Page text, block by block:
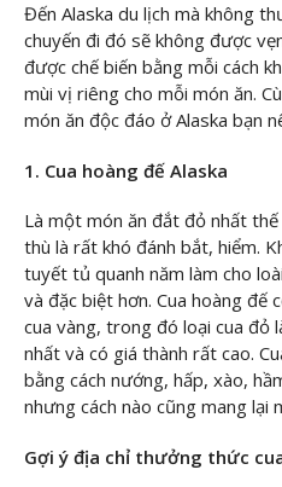
Đến Alaska du lịch mà không
chuyến đi đó sẽ không được
được chế biến bằng mỗi cách
mùi vị riêng cho mỗi món ăn.
món ăn độc đáo ở Alaska bạn
1. Cua hoàng đế Alaska
Là một món ăn đắt đỏ nhất
thù là rất khó đánh bắt, hiểm.
tuyết tủ quanh năm làm cho
và đặc biệt hơn. Cua hoàng đế
cua vàng, trong đó loại cua đỏ
nhất và có giá thành rất cao.
bằng cách nướng, hấp, xào,
nhưng cách nào cũng mang lại
Gợi ý địa chỉ thưởng thức